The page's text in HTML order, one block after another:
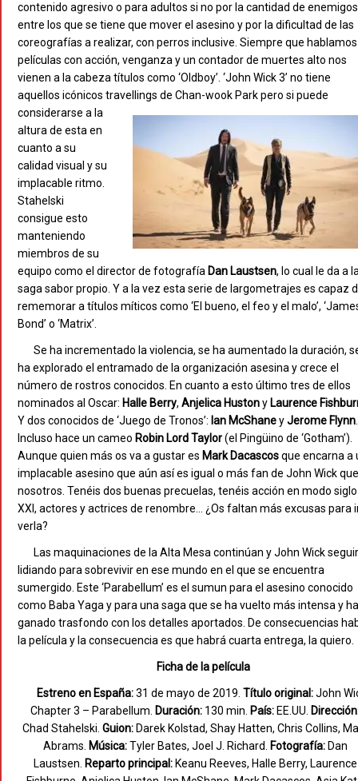
contenido agresivo o para adultos si no por la cantidad de enemigos
entre los que se tiene que mover el asesino y por la dificultad de las
coreografías a realizar, con perros inclusive. Siempre que
películas con acción, venganza y un contador de muertes alto nos
vienen a la cabeza títulos como ‘Oldboy’. ‘John Wick 3’ no tiene
aquellos icónicos travellings de Chan-wook Parkpero si puede
considerarse a la
altura de esta en
cuanto a su
calidad visual y su
implacable ritmo.
Stahelski
consigue esto
manteniendo
miembros de su
equipo como el director de fotografía Dan Laustsen, lo cual le da a
saga sabor propio. Y a la vez esta serie de largometrajes es capaz
rememorar a títulos míticos como ‘El bueno, el feo y el malo’,
Bond’ o ‘Matrix’.
Se ha incrementado la violencia, se ha aumentado la duración,
ha explorado el entramado de la organización asesina y crece el
número de rostros conocidos. En cuanto a esto último tres de ellos
nominados al Oscar: Halle Berry, Anjelica Hustony Laurence
Y dos conocidos de ‘Juego de Tronos’: Ian McShaneyJerome Flynn.
Incluso hace un cameo Robin Lord Taylor(el Pingüino de ‘Gotham’).
Aunque quien más os va a gustar es Mark Dacascosque encarna a
implacable asesino que aún así es igual o más fan de John Wick que
nosotros. Tenéis dos buenas precuelas, tenéis acción en modo siglo
XXI, actores y actrices de renombre… ¿Os faltan más excusas para
verla?
Las maquinaciones de la Alta Mesa continúan y John Wick
lidiando para sobrevivir en ese mundo en el que se encuentra
sumergido. Este ‘Parabellum’ es el sumun para el asesino conocido
como Baba Yaga y para una saga que se ha vuelto más intensa y ha
ganado trasfondo con los detalles aportados. De consecuencias
la película y la consecuencia es que habrá cuarta entrega, la quiero.
Ficha de la película
Estreno en España:31 de mayo de 2019. Título original:John
Chapter 3 – Parabellum. Duración: 130 min. País: EE.UU.
Chad Stahelski. Guion:Darek Kolstad, Shay Hatten, Chris Collins,
Abrams. Música:Tyler Bates, Joel J. Richard. Fotografía:Dan
Laustsen. Reparto principal:Keanu Reeves, Halle Berry, Laurence